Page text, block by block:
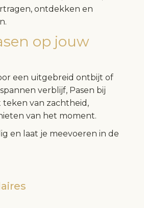
ontdekken en
op jouw
een uitgebreid ontbijt of
verblijf, Pasen bij
teken van zachtheid,
van het moment.
en laat je meevoeren in de